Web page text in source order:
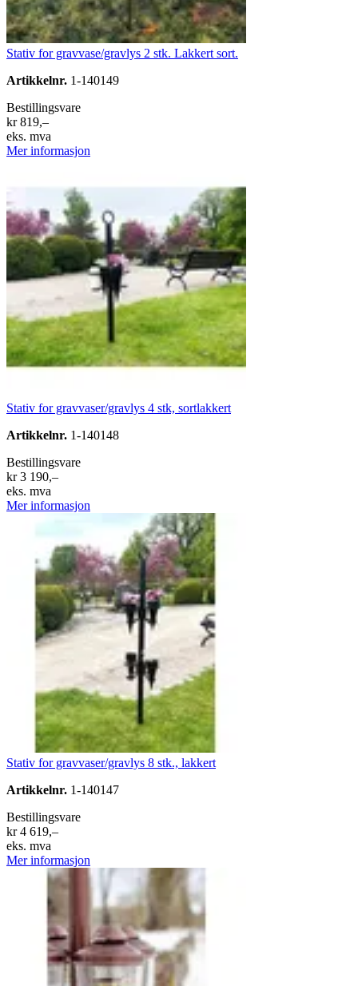
Stativ for gravvase/gravlys 2 stk. Lakkert sort.
Artikkelnr. 1-140149
Bestillingsvare
kr 819,–
eks. mva
Mer informasjon
Stativ for gravvaser/gravlys 4 stk, sortlakkert
Artikkelnr. 1-140148
Bestillingsvare
kr 3 190,–
eks. mva
Mer informasjon
Stativ for gravvaser/gravlys 8 stk., lakkert
Artikkelnr. 1-140147
Bestillingsvare
kr 4 619,–
eks. mva
Mer informasjon